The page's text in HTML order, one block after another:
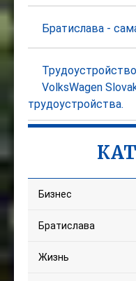
Братислава -
VolksWagen
трудоустройства.
Бизнес
Братислава
Жизнь